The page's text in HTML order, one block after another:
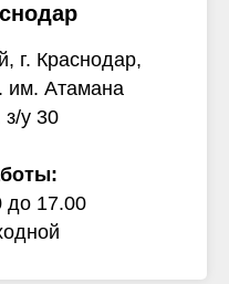
г. Краснодар,
им. Атамана
у 30
до 17.00